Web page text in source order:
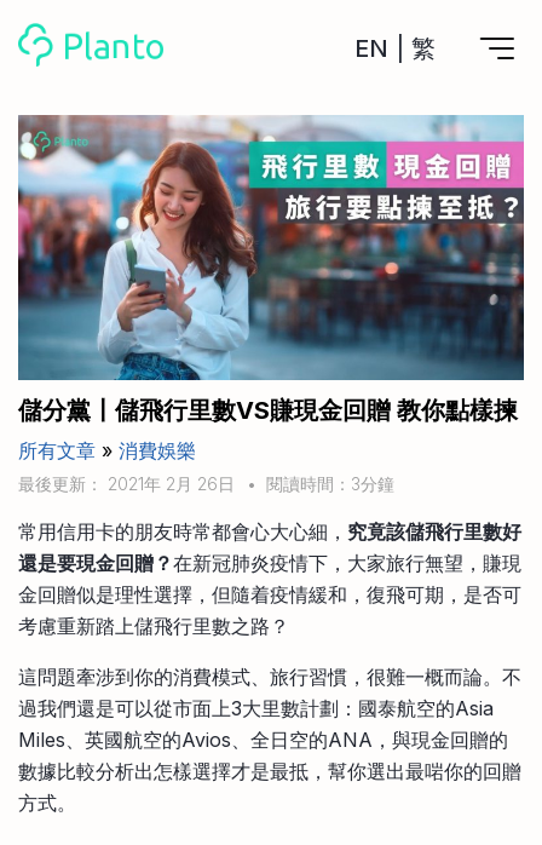
EN 繁
Planto功能
計劃買樓
計劃買樓第一步
全功能記賬
管理及分析所有戶口
管理MPF戶口
一次過管理所有強積金戶口
申請清卡數/私人貸款
CreFIT x Planto推廣優惠
工具
私人貸款
年利率/APR/年息比較
投資戶口 (美股)
比較最抵美股投資戶口
投資戶口 (港股)
比較最抵港股投資戶口
比較最抵Crypto交易所
月供股票計劃
定期存款
比較定存利率
信用卡
比較各種最優惠信用卡
關於我們
Academy
Marketplace
其他網站
手機App與理財資訊
企業服務
儲分黨〡儲飛行里數VS賺現金回贈 教你點樣揀
所有文章 » 消費娛樂
最後更新： 2021年 2月 26日 • 閱讀時間：3分鐘
常用信用卡的朋友時常都會心大心細， 究竟該儲飛行里數好
還是要現金回贈？在新冠肺炎疫情下，大家旅行無望，賺現
金回贈似是理性選擇，但隨着疫情緩和，復飛可期，是否可
考慮重新踏上儲飛行里數之路？
這問題牽涉到你的消費模式、旅行習慣，很難一概而論。不
過我們還是可以從市面上3大里數計劃：國泰航空的Asia
Miles、英國航空的Avios、全日空的ANA，與現金回贈的
數據比較分析出怎樣選擇才是最抵，幫你選出最啱你的回贈
方式。